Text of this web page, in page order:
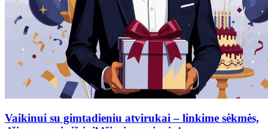
Vaikinui su gimtadieniu atvirukai – linkime sėkmės,